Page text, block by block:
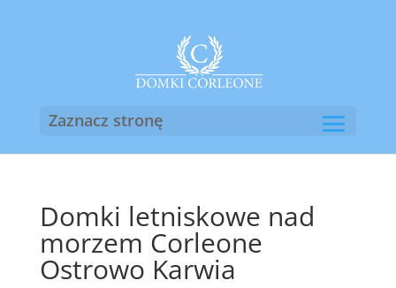
Zaznacz stronę
Domki letniskowe nad
morzem Corleone
Ostrowo Karwia